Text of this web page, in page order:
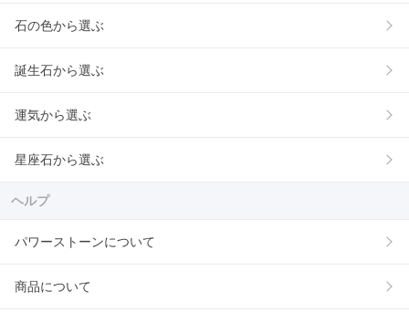
石の色から選ぶ
誕生石から選ぶ
運気から選ぶ
星座石から選ぶ
ヘルプ
パワーストーンについて
商品について